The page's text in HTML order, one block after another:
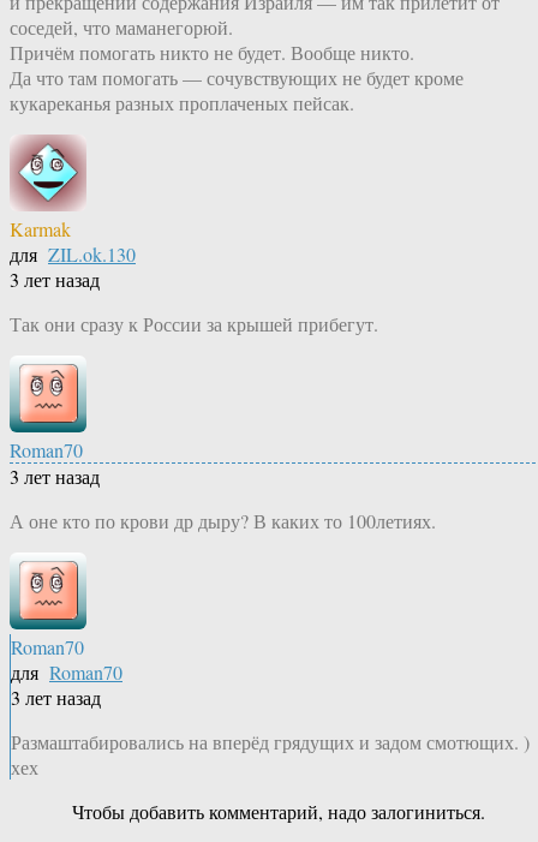
соседей, что маманегорюй.
Причём помогать никто не будет. Вообще никто.
Да что там помогать — сочувствующих не будет кроме
кукареканья разных проплаченых пейсак.
Karmak
для ZIL.ok.130
3 лет назад
Так они сразу к России за крышей прибегут.
Roman70
3 лет назад
А оне кто по крови др дыру? В каких то 100летиях.
Roman70
для Roman70
3 лет назад
Размаштабировались на вперёд грядущих и задом смотющих. )
хех
Чтобы добавить комментарий, надо залогиниться.